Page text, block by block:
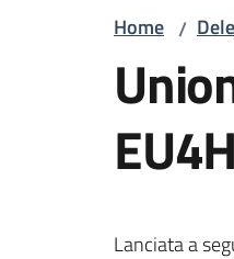
Home /
Lanciata a